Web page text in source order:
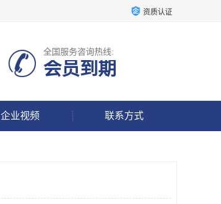
资质认证
全国服务咨询热线:
会员到期
企业视频 联系方式